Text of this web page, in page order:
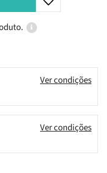
Ver condições
Ver condições